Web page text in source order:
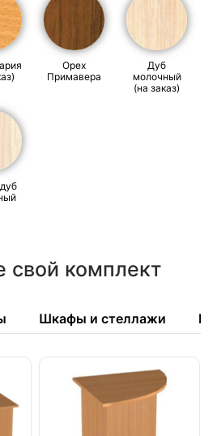
Орех
Примавера
Дуб
молочный
(на заказ)
свой комплект
Шкафы и стеллажи